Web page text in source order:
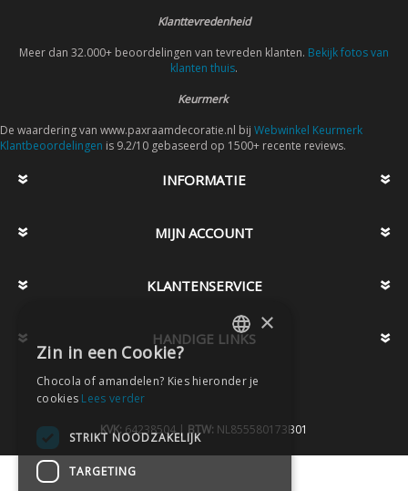
Klanttevredenheid
Meer dan 32.000+ beoordelingen van tevreden klanten. Bekijk fotos van
klanten thuis.
Keurmerk
De waardering van www.paxraamdecoratie.nl bij Webwinkel Keurmerk
Klantbeoordelingen is 9.2/10 gebaseerd op 1500+ recente reviews.
INFORMATIE
MIJN ACCOUNT
KLANTENSERVICE
HANDIGE LINKS
KVK:64238504 | BTW: NL855580173B01
DUTCH
×
Zin in een Cookie?
Chocola of amandelen? Kies hieronder je
cookies Lees verder
STRIKT NOODZAKELIJK
TARGETING